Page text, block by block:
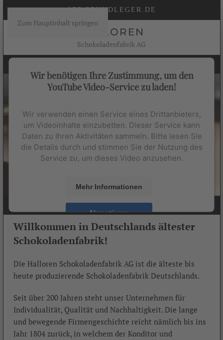
Zum Hauptinhalt springen
APP.GRUNDLEGER.DE
HALLOREN
Schokoladenfabrik AG
Wir benötigen Ihre Zustimmung, um den
YouTube Video-Service zu laden!
Wir verwenden einen Service eines Drittanbieters,
um Videoinhalte einzubetten. Dieser Service kann
Daten zu Ihren Aktivitäten sammeln. Bitte lesen Sie
die Details durch und stimmen Sie der Nutzung des
Service zu, um dieses Video anzusehen.
Mehr Informationen
Akzeptieren
powered byUsercentrics Consent Management
Platform
Willkommen in Deutschlands ältester
Schokoladenfabrik!
Die Halloren Schokoladenfabrik AG ist die älteste bis
heute produzierende Schokoladenfabrik Deutschlands.
Seit über 200 Jahren steht unser Unternehmen für
Individualität, Qualität und Nachhaltigkeit. Die lange
und bewegende Firmengeschichte reicht nämlich bis ins
Jahr 1804 zurück, in welchem der Konditor und